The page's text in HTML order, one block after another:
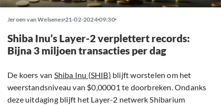
Jeroen van Welsenes 21-02-2024 09:30
Shiba Inu’s Layer-2 verplettert records:
Bijna 3 miljoen transacties per dag
De koers van Shiba Inu (SHIB) blijft worstelen om het
weerstandsniveau van $0,00001 te doorbreken. Ondanks
deze uitdaging blijft het Layer-2 netwerk Shibarium